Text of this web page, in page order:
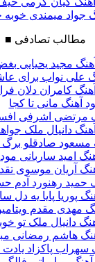
جواد میمندی خوبه
■ مطالب تصادفی
آهنگ مجید یحیایی
علی نواب برای
آهنگ کامران دلان
آهنگ مانی تا کجا
مرتضی اشرفی
آهنگ دانیال ملک
مسعود صادقلو برگ
امید ساربانی
آریان موسوی
حمید رهنورد آدم
پوریا پایا یه دل
مهدی مقدم
دانیال ملک تو
هاشم رمضانی
سهراب پاکزاد